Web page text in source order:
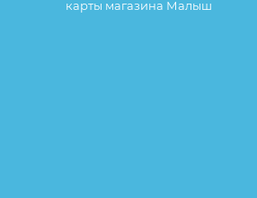
карты магазина Малыш